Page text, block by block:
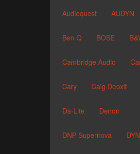
Audioquest AUDYN
Ben Q BOSE
Cambridge Audio
Cary Caig Deoxit
Da-Lite Denon
DNP Supernova